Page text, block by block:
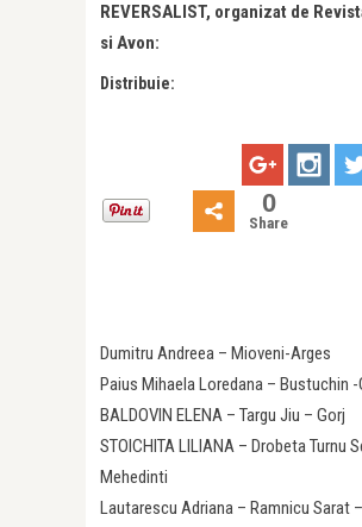
REVERSALIST, organizat de
si Avon:
Distribuie:
0
Share
Dumitru Andreea – Mioveni-Arges
Paius Mihaela Loredana – Bustuchin -
BALDOVIN ELENA – Targu Jiu – Gorj
STOICHITA LILIANA – Drobeta Turnu
Mehedinti
Lautarescu Adriana – Ramnicu Sarat